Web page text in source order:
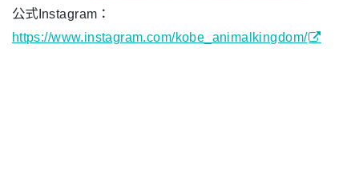
公式Instagram：
https://www.instagram.com/kobe_animalkingdom/